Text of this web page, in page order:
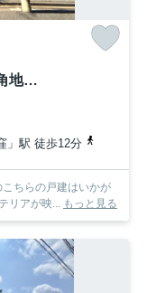
杉並区桃井1丁目 専用パティオ 角地に佇むゆとりの邸
」駅 徒歩12分
ちらの戸建はいかが
リアが映... もっと見る